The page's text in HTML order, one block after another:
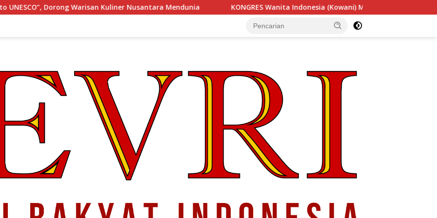
Kuliner Nusantara Mendunia KONGRES Wanita Indonesia (Kowani) Memperkuat Gerakan ‘Tempe Indonesia Goes to